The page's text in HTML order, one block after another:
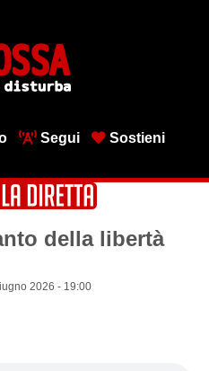
Segui
Sostieni
della libertà
2026 - 19:00